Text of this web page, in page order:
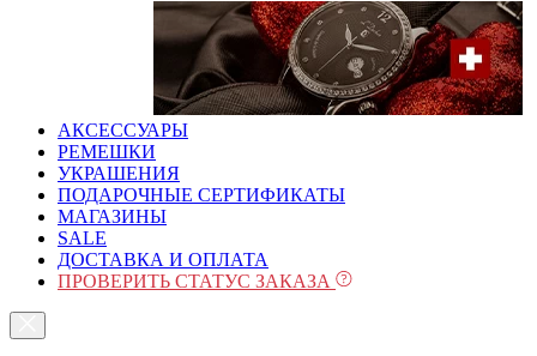
АКСЕССУАРЫ
РЕМЕШКИ
УКРАШЕНИЯ
ПОДАРОЧНЫЕ СЕРТИФИКАТЫ
МАГАЗИНЫ
SALE
ДОСТАВКА И ОПЛАТА
ПРОВЕРИТЬ СТАТУС ЗАКАЗА